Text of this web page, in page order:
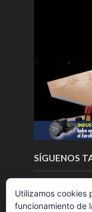
SÍGUENOS
Utilizamos cookies
funcionamiento de